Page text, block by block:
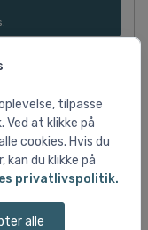
tilpasse
Ved at klikke på
cookies. Hvis du
du klikke på
privatlivspolitik.
alle
Mezzanine)